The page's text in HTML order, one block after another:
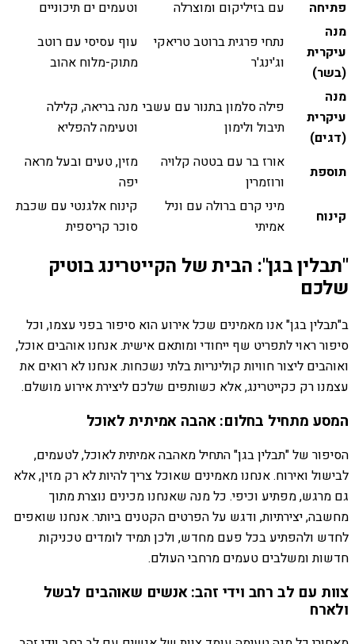
פתיחה
עם בזיליקום ומוצרלה
וטעמים ים תיכוניים
מנה
עיקרית
(בשר)
נתחי פרגית ברוטב טריאקי
וג'ינג'ר
עוף עסיסי עם רוטב
מתוק-מלוח אהוב
מנה
עיקרית
(דגים)
פילה סלמון בתנור עם עשבי
תיבול ולימון
מנה בריאה, קלילה
וטעימה להפליא
תוספת
אורז בר עם בטטה קלויה
ורוזמרין
מזין, טעים ובעל מראה
יפה
קינוח
מיני קרם ברולה עם וניל
אמיתי
קינוח אלגנטי עם שכבת
סוכר קריספית
"תבלין בגן": הבית של הקייטרינג בוטיק
שלכם
ב"תבלין בגן" אנו מאמינים שכל אירוע הוא סיפור בפני עצמו, וכל
סיפור ראוי לתפריט שף ייחודי ומותאם אישית. אנחנו אוהבים אוכל,
ואוהבים ליצור חוויות קולינריות בלתי נשכחות. אנחנו לא רואים את
עצמנו רק כקייטרינג, אלא כשותפים שלכם ליצירת אירוע מושלם.
המסע מתחיל בחלום: אהבה אמיתית לאוכל
הסיפור של "תבלין בגן" התחיל מאהבה אמיתית לאוכל, לטעמים,
לבישול ואירוח. אנחנו מאמינים שאוכל צריך להיות לא רק מזין, אלא
גם מרגש, מפתיע וכיפי. כל מנה שאנחנו מכינים נוצרת מתוך
מחשבה, יצירתיות, ודגש על הפרטים הקטנים ביותר. אנחנו שואפים
לחדש ולהפתיע בכל פעם מחדש, ולכן תמיד לומדים טכניקות
חדשות ומשלבים טעמים מרחבי העולם.
צוות עם לב רחב וידי זהב: אנשים שאוהבים לבשל
ולארח